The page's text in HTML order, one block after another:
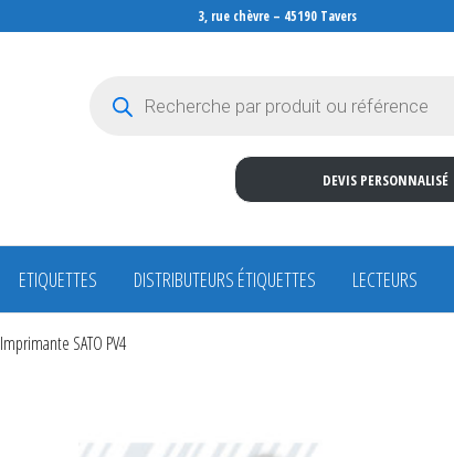
3, rue chèvre – 45190 Tavers
DEVIS PERSONNALISÉ
ETIQUETTES DISTRIBUTEURS ÉTIQUETTES LECTEURS
Imprimante SATO PV4